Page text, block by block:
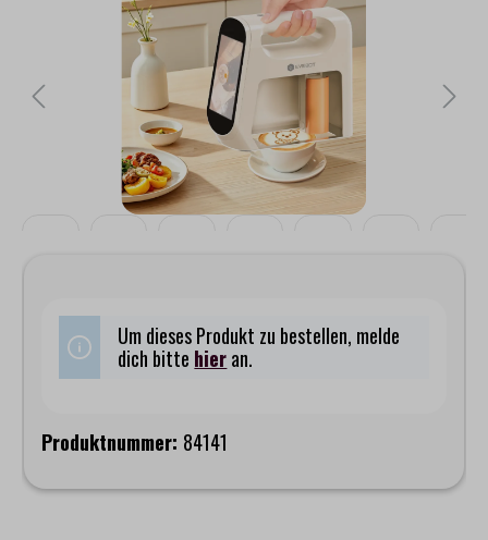
Um dieses Produkt zu bestellen, melde
dich bitte hieran.
Produktnummer: 84141